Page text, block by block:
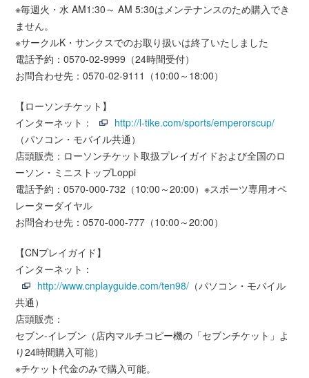
※毎週火・水 AM1:30～ AM 5:30はメンテナンスのため購入でき
ません。
※サークルK・サンクスでのお取り扱いは終了いたしました
電話予約：0570-02-9999（24時間受付）
お問合わせ先：0570-02-9111（10:00～18:00）
【ローソンチケット】
インターネット：
http://l-tike.com/sports/emperorscup/
（パソコン・モバイル共通）
店頭販売：ローソンチケット取扱プレイガイドおよび全国のロ
ーソン・ミニストップLoppi
電話予約：0570-000-732（10:00～20:00）※スポーツ専用オペ
レーターダイヤル
お問合わせ先：0570-000-777（10:00～20:00）
【CNプレイガイド】
インターネット：
http://www.cnplayguide.com/ten98/ （パソコン・モバイル
共通）
店頭販売：
セブン-イレブン（店内マルチコピー機の「セブンチケット」よ
り24時間購入可能）
※チケット代金のみで購入可能。